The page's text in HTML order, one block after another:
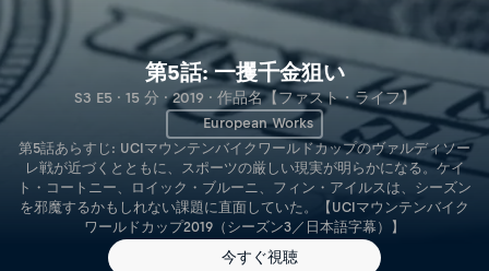
第5話: 一攫千金狙い
S3 E5 · 15 分 · 2019 · 作品名【ファスト・ライフ】
European Works
第5話あらすじ: UCIマウンテンバイクワールドカップのヴァルディソー
レ戦が近づくとともに、スポーツの厳しい現実が明らかになる。ケイ
ト・コートニー、ロイック・ブルーニ、フィン・アイルスは、シーズン
を邪魔するかもしれない課題に直面していた。【UCIマウンテンバイク
ワールドカップ2019（シーズン3／日本語字幕）】
今すぐ視聴